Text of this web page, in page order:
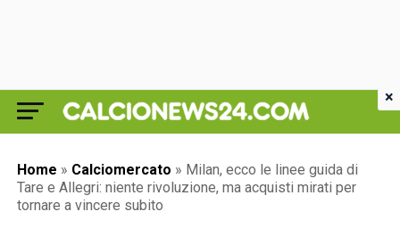
Home » Calciomercato » Milan, ecco le linee guida di
Tare e Allegri: niente rivoluzione, ma acquisti mirati per
tornare a vincere subito
×